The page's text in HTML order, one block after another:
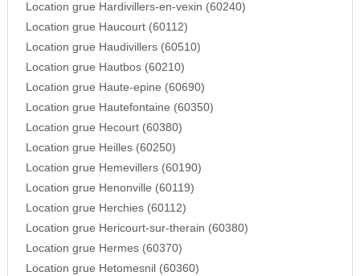
Location grue Hardivillers-en-vexin (60240)
Location grue Haucourt (60112)
Location grue Haudivillers (60510)
Location grue Hautbos (60210)
Location grue Haute-epine (60690)
Location grue Hautefontaine (60350)
Location grue Hecourt (60380)
Location grue Heilles (60250)
Location grue Hemevillers (60190)
Location grue Henonville (60119)
Location grue Herchies (60112)
Location grue Hericourt-sur-therain (60380)
Location grue Hermes (60370)
Location grue Hetomesnil (60360)